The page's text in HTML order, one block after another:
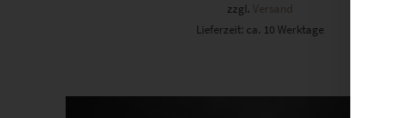
zzgl.Versand
Lieferzeit: ca. 10 Werktage
Dieses Produkt weist mehrere Varianten auf. Die Optionen können auf der Produktseite gewählt werden